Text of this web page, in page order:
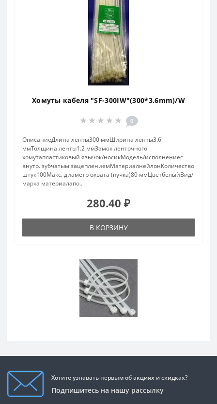
Хомуты кабеля "SF-300IW"(300*3.6mm)/W
0
ОписаниеДлина ленты300 ммШирина ленты3.6
ммТолщина ленты1.2 ммЗамок ленточного
хомутапластиковый язычок/носикМодель/исполнениес
внутр. зубчатым зацеплениемМатериалнейлонКоличество
штук100Макс. диаметр охвата (пучка)80 ммЦветбелыйВид/
марка материалапо..
280.40 ₽
В КОРЗИНУ
Хотите узнавать первым об акциях и скидках?
Подпишитесь на нашу рассылку